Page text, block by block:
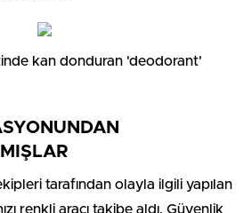
tarafından olayla ilgili yapılan
renkli aracı takibe aldı. Güvenlik